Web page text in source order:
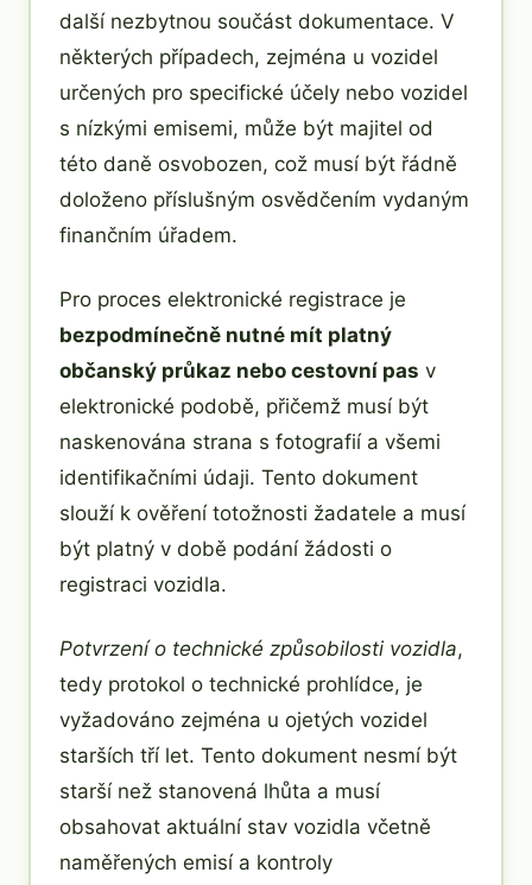
další nezbytnou součást dokumentace. V
některých případech, zejména u vozidel
určených pro specifické účely nebo vozidel
s nízkými emisemi, může být majitel od
této daně osvobozen, což musí být řádně
doloženo příslušným osvědčením vydaným
finančním úřadem.
Pro proces elektronické registrace je
bezpodmínečně nutné mít platný
občanský průkaz nebo cestovní pas v
elektronické podobě, přičemž musí být
naskenována strana s fotografií a všemi
identifikačními údaji. Tento dokument
slouží k ověření totožnosti žadatele a musí
být platný v době podání žádosti o
registraci vozidla.
Potvrzení o technické způsobilosti vozidla,
tedy protokol o technické prohlídce, je
vyžadováno zejména u ojetých vozidel
starších tří let. Tento dokument nesmí být
starší než stanovená lhůta a musí
obsahovat aktuální stav vozidla včetně
naměřených emisí a kontroly